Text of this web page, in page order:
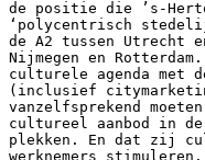
de positie die ’s-
‘polycentrisch
de A2 tussen Utrecht
Nijmegen en
culturele agenda met
(inclusief
vanzelfsprekend
cultureel aanbod in
plekken. En dat zij
werknemers